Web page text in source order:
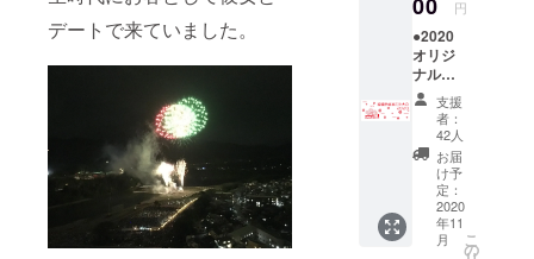
デートで来ていました。
を立ち上げ
ました。お
祭りもイベ
ントも出来
ない時代
に、少しで
も市民のみ
んなが元気
になれば幸
いです。ぜ
は、心
を込め
たお礼
のメッ
セージ
を贈ら
せてい
ただき
ます。
火グッ
ズ「花
火のチ
カラ
PROJE
CT」の
商品を
返礼品
として
お届け
しま
す。実
際の打
円
●2020
オリジ
ナルタ
オルマ
フラー
●安心安
全な河
川敷＋
花火の
打ち上
げ＋お
礼の
支援
者：
42人
お届
け予
定：
2020
年11
月
こ
の